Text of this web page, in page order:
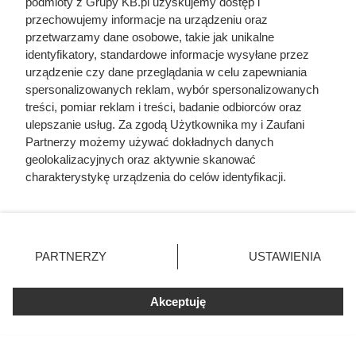
Uwięził żonę i dzieci, porywał młode dziewczyny.
Co się działo w zamku polskiego magnata
przechowujemy informacje na urządzeniu oraz
przetwarzamy dane osobowe, takie jak unikalne
identyfikatory, standardowe informacje wysyłane przez
urządzenie czy dane przeglądania w celu zapewniania
spersonalizowanych reklam, wybór spersonalizowanych
treści, pomiar reklam i treści, badanie odbiorców oraz
ulepszanie usług. Za zgodą Użytkownika my i Zaufani
Partnerzy możemy używać dokładnych danych
geolokalizacyjnych oraz aktywnie skanować
charakterystykę urządzenia do celów identyfikacji.
zmienić/wycofać klikając przycisk ustawień prywatności
znajdujący się w lewym dolnym rogu strony. Niektóre
użytkownika, ale masz prawo sprzeciwić się takiemu
przetwarzaniu. Preferencje będą miały zastosowania tylko
PARTNERZY USTAWIENIA
Akceptuję